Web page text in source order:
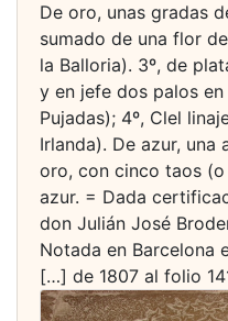
De oro, unas gradas
sumado de una flor
la Balloria). 3º, de
y en jefe dos palos
Pujadas); 4º, Clel
Irlanda). De azur,
oro, con cinco taos
azur. = Dada
don Julián José
Notada en Barcelona
[…] de 1807 al folio